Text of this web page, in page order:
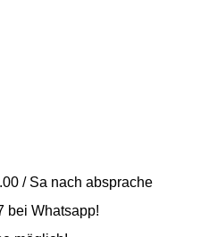
/ Sa nach absprache
bei Whatsapp!